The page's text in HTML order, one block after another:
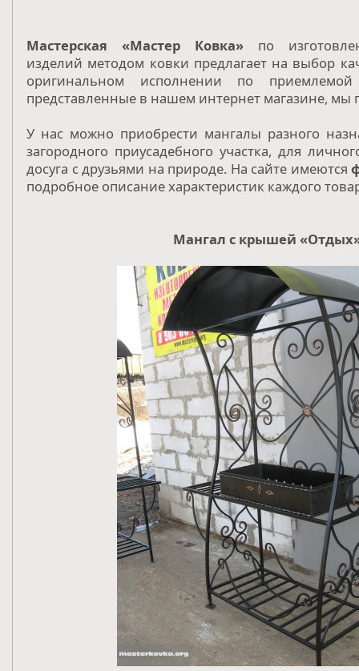
Мастерская «Мастер Ковка» по
изделий методом ковки предлагает на выбор
оригинальном исполнении по
представленные в нашем интернет магазине, мы
У нас можно приобрести мангалы разного
загородного приусадебного участка, для
досуга с друзьями на природе. На сайте имеются
подробное описание характеристик каждого
Мангал с крышей